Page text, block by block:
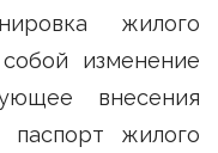
жилого
изменение
внесения
паспорт жилого